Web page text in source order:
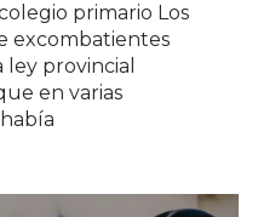
primario Los
excombatientes
provincial
en varias